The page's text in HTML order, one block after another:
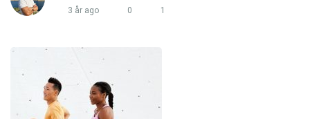
3 år ago 0 1